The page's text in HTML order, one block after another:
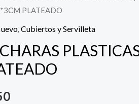
PLATEADO
Cubiertos y Servilleta